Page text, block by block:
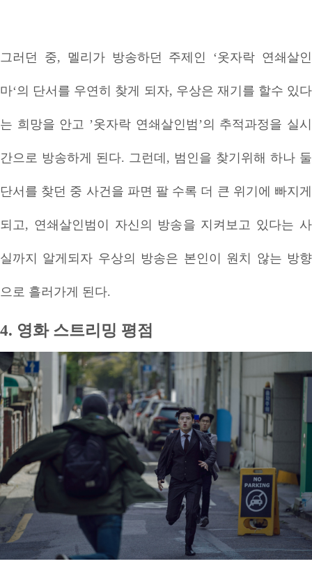
그러던 중, 멜리가 방송하던 주제인 ‘옷자락 연쇄살인
마‘의 단서를 우연히 찾게 되자, 우상은 재기를 할수 있다
는 희망을 안고 ’옷자락 연쇄살인범’의 추적과정을 실시
간으로 방송하게 된다. 그런데, 범인을 찾기위해 하나 둘
단서를 찾던 중 사건을 파면 팔 수록 더 큰 위기에 빠지게
되고, 연쇄살인범이 자신의 방송을 지켜보고 있다는 사
실까지 알게되자 우상의 방송은 본인이 원치 않는 방향
으로 흘러가게 된다.
4. 영화 스트리밍 평점